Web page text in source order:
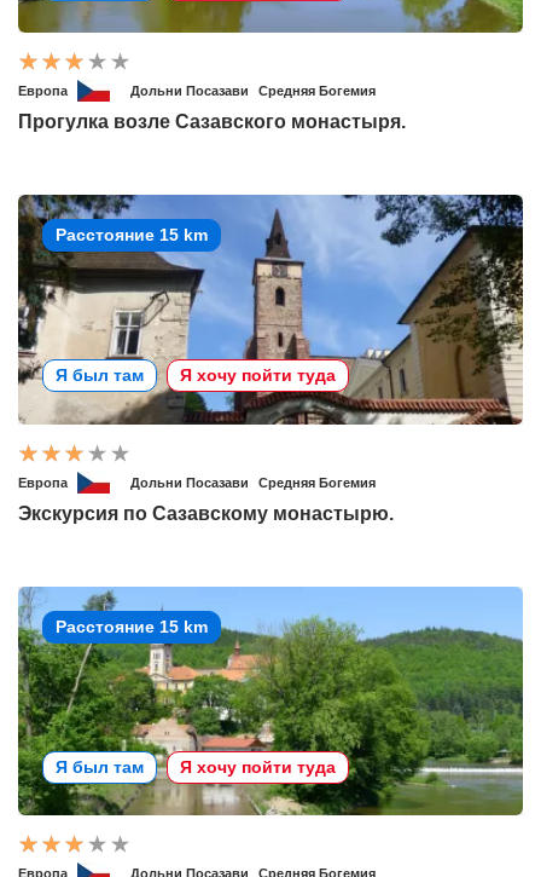
Европа Дольни Посазави Средняя Богемия
Прогулка возле Сазавского монастыря.
Расстояние 15 km
Я был там Я хочу пойти туда
Европа Дольни Посазави Средняя Богемия
Экскурсия по Сазавскому монастырю.
Расстояние 15 km
Я был там Я хочу пойти туда
Европа Дольни Посазави Средняя Богемия